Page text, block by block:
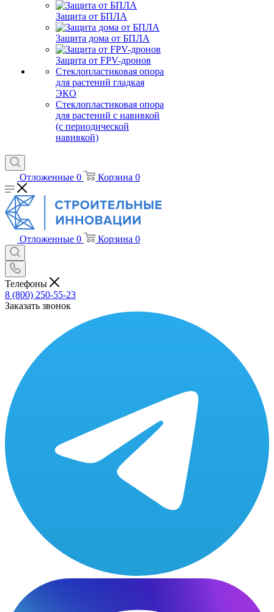
Защита от БПЛА
Защита дома от БПЛА
Защита от FPV-дронов
Стеклопластиковая опора
для растений гладкая
ЭКО
Стеклопластиковая опора
для растений с навивкой
(с периодической
навивкой)
Отложенные 0 Корзина 0
Отложенные 0 Корзина 0
Телефоны
8 (800) 250-55-23
Заказать звонок